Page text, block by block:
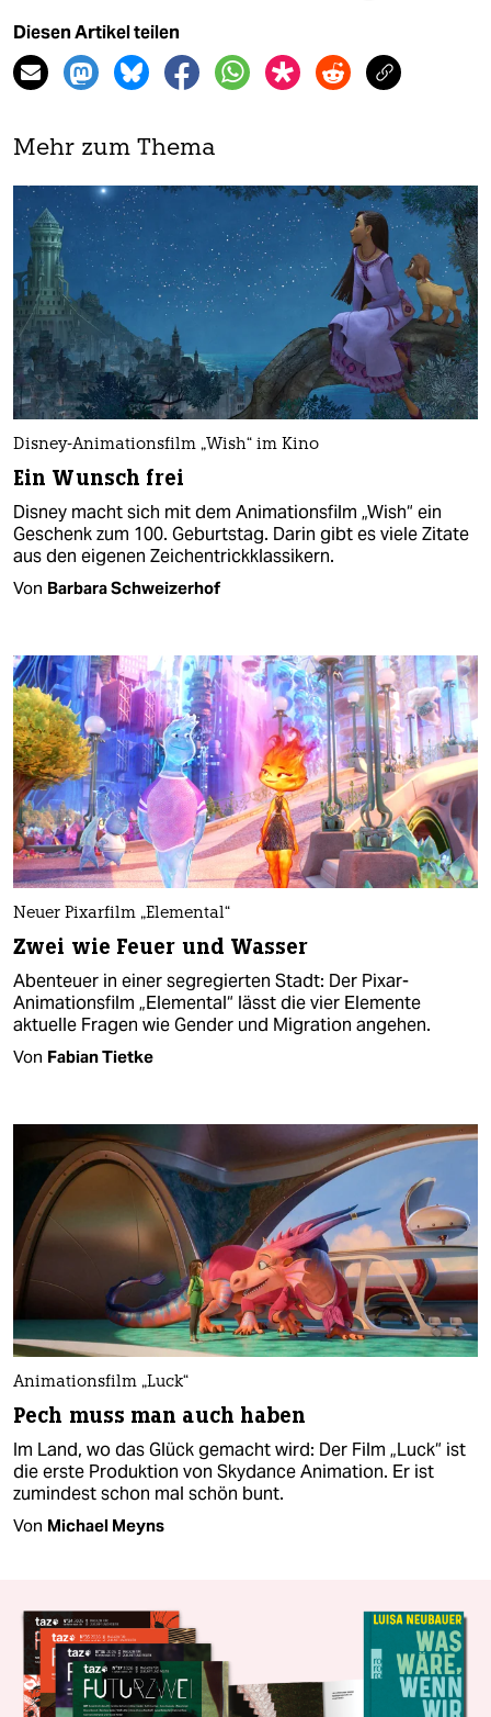
Diesen Artikel teilen
Mehr zum Thema
Disney-Animationsfilm „Wish“ im Kino
Ein Wunsch frei
Disney macht sich mit dem Animationsfilm „Wish“ ein
Geschenk zum 100. Geburtstag. Darin gibt es viele Zitate
aus den eigenen Zeichentrickklassikern.
Von Barbara Schweizerhof
Neuer Pixarfilm „Elemental“
Zwei wie Feuer und Wasser
Abenteuer in einer segregierten Stadt: Der Pixar-
Animationsfilm „Elemental“ lässt die vier Elemente
aktuelle Fragen wie Gender und Migration angehen.
Von Fabian Tietke
Animationsfilm „Luck“
Pech muss man auch haben
Im Land, wo das Glück gemacht wird: Der Film „Luck“ ist
die erste Produktion von Skydance Animation. Er ist
zumindest schon mal schön bunt.
Von Michael Meyns